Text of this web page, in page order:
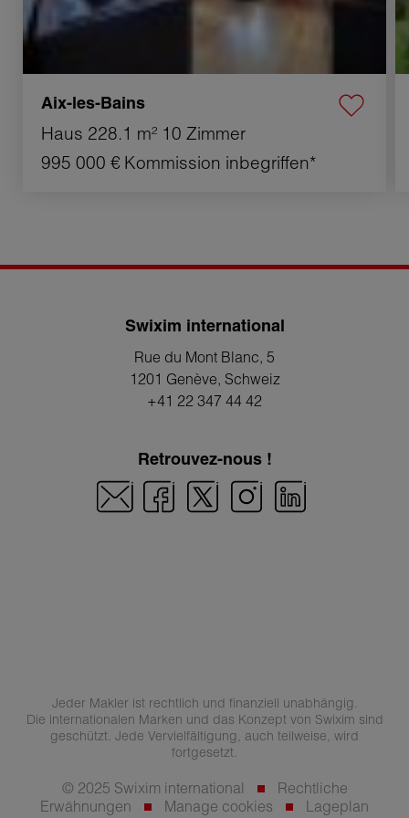
Aix-les-Bains
Haus 228.1 m² 10 Zimmer
995 000 € Kommission inbegriffen*
Swixim international
Rue du Mont Blanc, 5
1201 Genève, Schweiz
+41 22 347 44 42
Retrouvez-nous !
Jeder Makler ist rechtlich und finanziell unabhängig.
Die internationalen Marken und das Konzept von Swixim sind
geschützt. Jede Vervielfältigung, auch teilweise, wird
fortgesetzt.
© 2025 Swixim international
Rechtliche
Erwähnungen
Manage cookies Lageplan